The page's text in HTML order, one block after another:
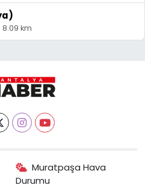
8.09 km
Muratpaşa Hava
Durumu